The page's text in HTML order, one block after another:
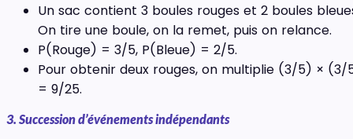
Un sac contient 3 boules rouges et 2 boules
On tire une boule, on la remet, puis on relance.
P(Rouge) = 3/5, P(Bleue) = 2/5.
Pour obtenir deux rouges, on multiplie (3/5) × (3/
= 9/25.
3. Succession d’événements indépendants